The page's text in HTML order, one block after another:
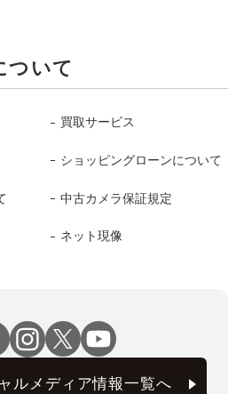
ついて
買取サービス
ショッピングローンについて
中古カメラ保証規定
ネット現像
ルメディア情報一覧へ